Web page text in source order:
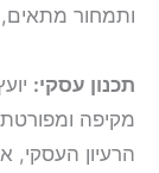
ותמחור מתאים,
תכנון עסקי:
מקיפה
הרעיון